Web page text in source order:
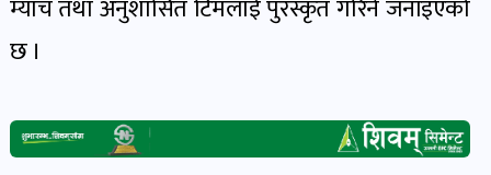
खेलाडी
पोष्ट
अपराध
खबर
म्याच तथा अनुशासित टिमलाई पुरस्कृत गरिने जनाइएको
छ ।